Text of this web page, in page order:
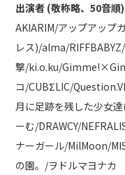
出演者 (敬称略、50音順)
AKIARIM/アップアップ
レス)/alma/
撃/ki.o.ku/
コ/CUBΣLIC/
月に足跡を残した少女
ーむ/DRAWCY/
ナーガール/MilMoon/
の園。/ヲドルマヨナカ